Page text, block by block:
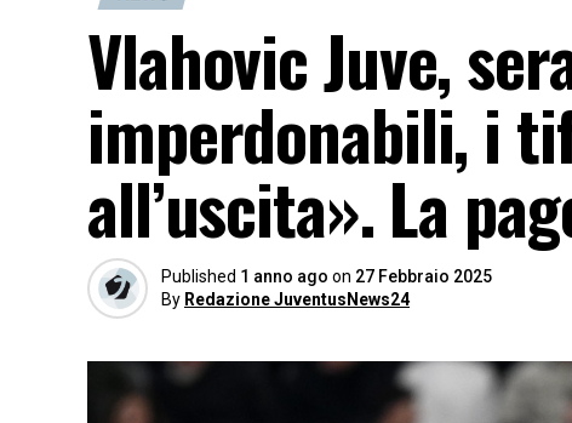
Vlahovic Juve,
imperdonabili, i
all’uscita». La
Published 1 anno ago on 27 Febbraio 2025
By Redazione JuventusNews24